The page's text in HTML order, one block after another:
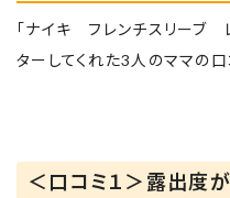
「ナイキ フレンチスリーブ
ターしてくれた3人のママの口
＜口コミ１＞露出度